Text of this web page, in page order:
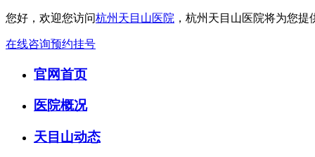
您好，欢迎您访问杭州天目山医院 ，杭州天目山医院将为您
在线咨询预约挂号
官网首页
医院概况
天目山动态